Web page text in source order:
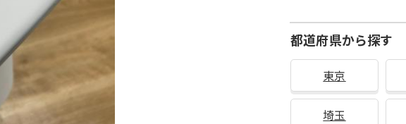
都道府県から探す
東京
埼玉